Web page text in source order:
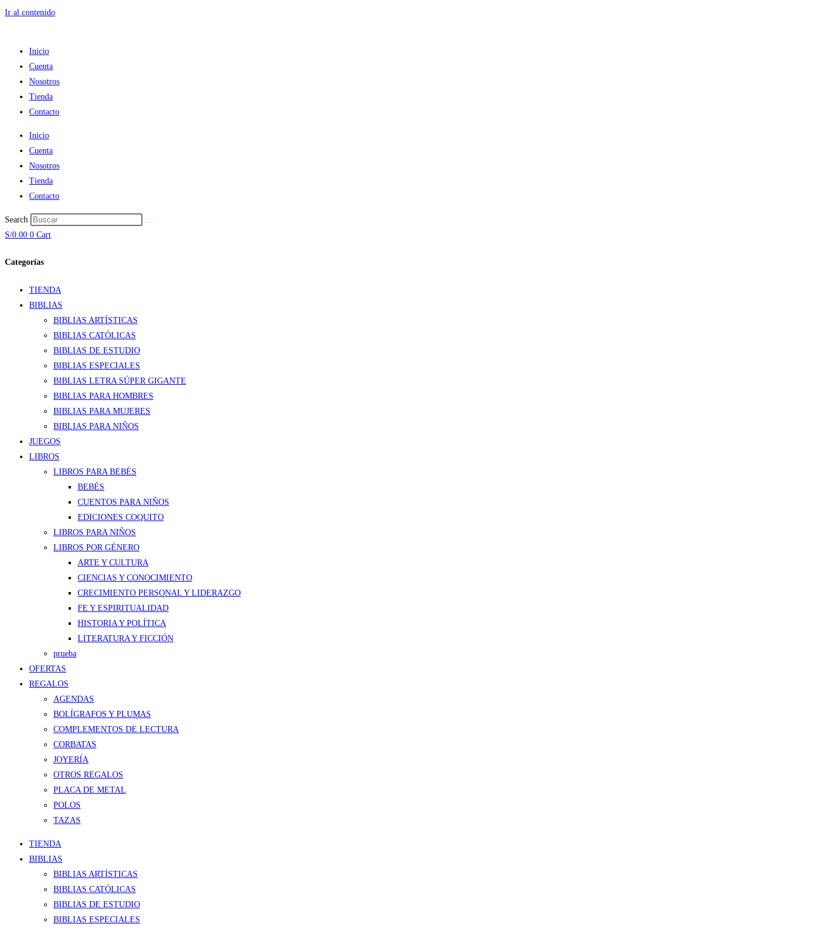
Ir al contenido
Inicio
Cuenta
Nosotros
Tienda
Contacto
Inicio
Cuenta
Nosotros
Tienda
Contacto
Search
S/0.00 0 Cart
Categorías
TIENDA
BIBLIAS
BIBLIAS ARTÍSTICAS
BIBLIAS CATÓLICAS
BIBLIAS DE ESTUDIO
BIBLIAS ESPECIALES
BIBLIAS LETRA SÚPER GIGANTE
BIBLIAS PARA HOMBRES
BIBLIAS PARA MUJERES
BIBLIAS PARA NIÑOS
JUEGOS
LIBROS
LIBROS PARA BEBÉS
BEBÉS
CUENTOS PARA NIÑOS
EDICIONES COQUITO
LIBROS PARA NIÑOS
LIBROS POR GÉNERO
ARTE Y CULTURA
CIENCIAS Y CONOCIMIENTO
CRECIMIENTO PERSONAL Y LIDERAZGO
FE Y ESPIRITUALIDAD
HISTORIA Y POLÍTICA
LITERATURA Y FICCIÓN
prueba
OFERTAS
REGALOS
AGENDAS
BOLÍGRAFOS Y PLUMAS
COMPLEMENTOS DE LECTURA
CORBATAS
JOYERÍA
OTROS REGALOS
PLACA DE METAL
POLOS
TAZAS
TIENDA
BIBLIAS
BIBLIAS ARTÍSTICAS
BIBLIAS CATÓLICAS
BIBLIAS DE ESTUDIO
BIBLIAS ESPECIALES